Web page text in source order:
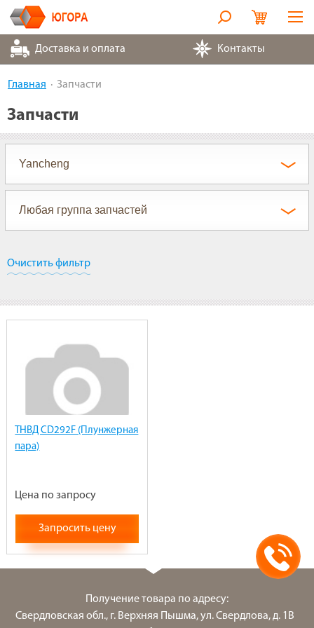
Оборудование
Контакты
О компании
Доставка и оплата Контакты
Главная Запчасти
Запчасти
Очистить фильтр
ТНВД CD292F (Плунжерная
пара)
Цена по запросу
Запросить цену
Получение товара по адресу:
Свердловская обл., г. Верхняя Пышма, ул. Свердлова, д. 1В